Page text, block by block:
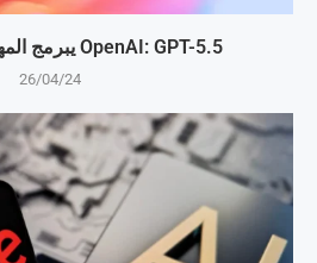
OpenAI: GPT-5.5 يبرمج المهام بذكاء متطور
26/04/24